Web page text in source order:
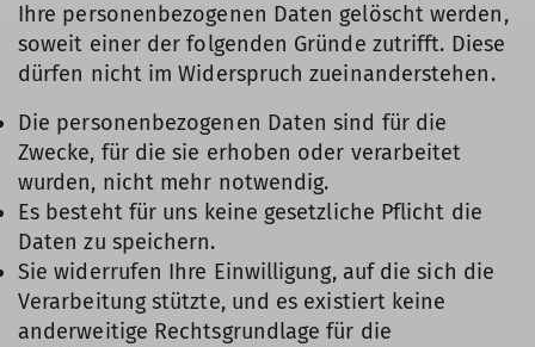
Ihre personenbezogenen Daten gelöscht werden,
soweit einer der folgenden Gründe zutrifft. Diese
dürfen nicht im Widerspruch zueinanderstehen.
Die personenbezogenen Daten sind für die
Zwecke, für die sie erhoben oder verarbeitet
wurden, nicht mehr notwendig.
Es besteht für uns keine gesetzliche Pflicht die
Daten zu speichern.
Sie widerrufen Ihre Einwilligung, auf die sich die
Verarbeitung stützte, und es existiert keine
anderweitige Rechtsgrundlage für die